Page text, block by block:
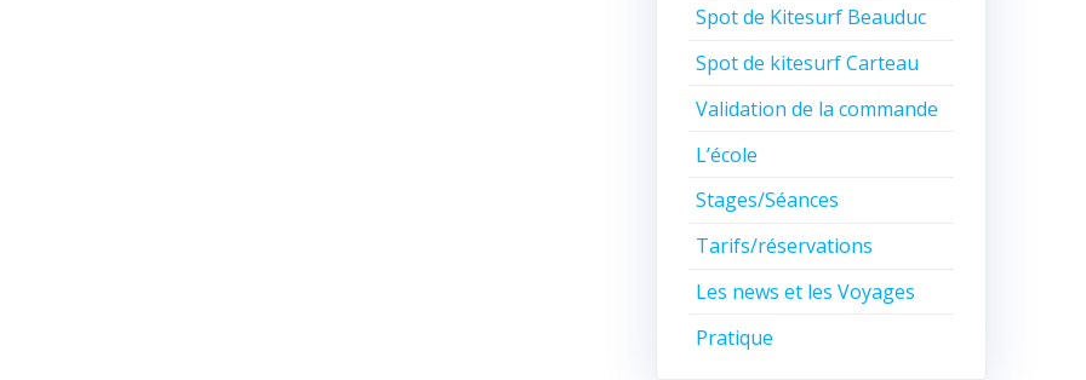
Spot de Kitesurf Beauduc
Spot de kitesurf Carteau
Validation de la commande
L’école
Stages/Séances
Tarifs/réservations
Les news et les Voyages
Pratique